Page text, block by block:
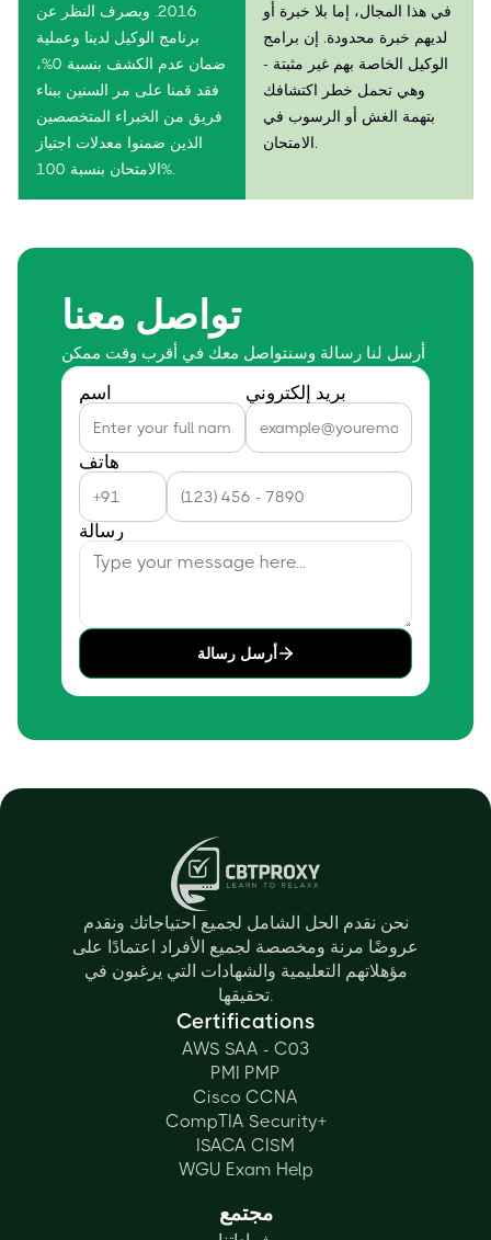
2016. وبصرف النظر عن
برنامج الوكيل لدينا وعملية
ضمان عدم الكشف بنسبة 0%،
فقد قمنا على مر السنين ببناء
فريق من الخبراء المتخصصين
الذين ضمنوا معدلات اجتياز
الامتحان بنسبة 100%.
في هذا المجال، إما بلا خبرة أو
لديهم خبرة محدودة. إن برامج
الوكيل الخاصة بهم غير مثبتة -
وهي تحمل خطر اكتشافك
بتهمة الغش أو الرسوب في
تواصل معنا
أرسل لنا رسالة وسنتواصل معك في أقرب وقت ممكن
اسم بريد إلكتروني
هاتف
رسالة
أرسل رسالة
نحن نقدم الحل الشامل لجميع احتياجاتك ونقدم
عروضًا مرنة ومخصصة لجميع الأفراد اعتمادًا على
مؤهلاتهم التعليمية والشهادات التي يرغبون في
تحقيقها.
Certifications
AWS SAA - C03
PMI PMP
Cisco CCNA
CompTIA Security+
ISACA CISM
WGU Exam Help
مجتمع